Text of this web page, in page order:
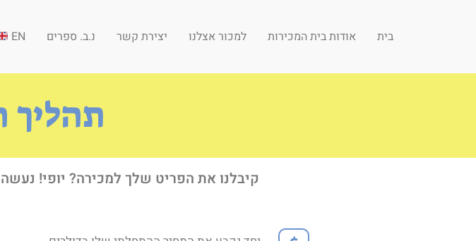
בית אודות בית המכירות למכור אצלנו יצירת קשר נ.ב. ספרים EN
תהליך
קיבלנו את הפריט שלך למכירה? יופי!